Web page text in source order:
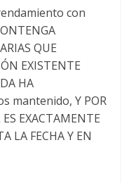
con
QUE
EXISTENTE
HA
mantenido, Y POR
EXACTAMENTE
LA FECHA Y EN